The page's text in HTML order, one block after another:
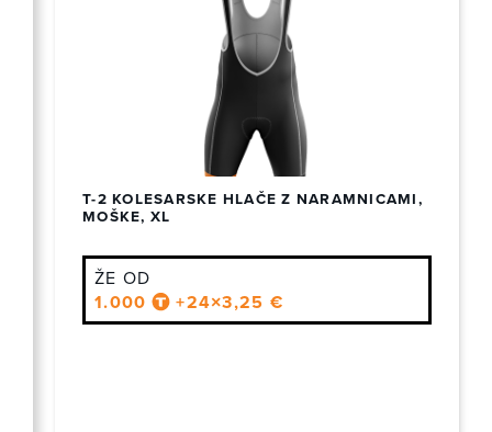
T-2 KOLESARSKE HLAČE Z NARAMNICAMI,
MOŠKE, XL
ŽE OD
1.000
+24×3,25 €